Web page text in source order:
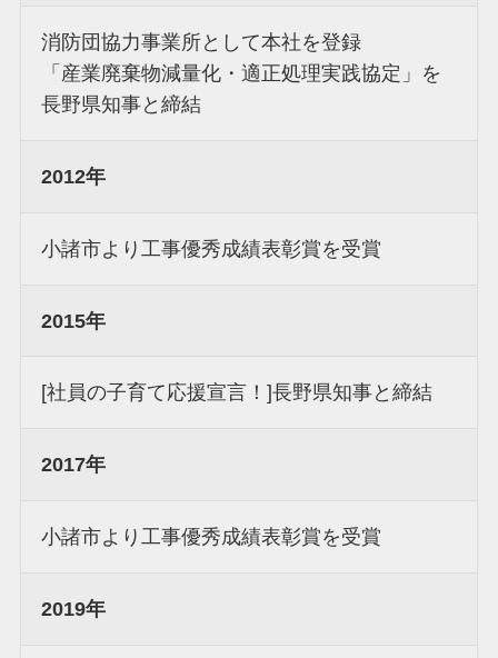
消防団協力事業所として本社を登録
「産業廃棄物減量化・適正処理実践協定」を
長野県知事と締結
2012年
小諸市より工事優秀成績表彰賞を受賞
2015年
[社員の子育て応援宣言！]長野県知事と締結
2017年
小諸市より工事優秀成績表彰賞を受賞
2019年